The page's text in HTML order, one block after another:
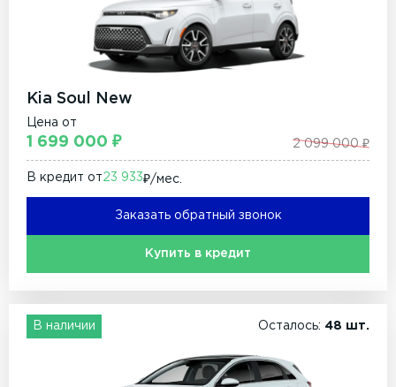
Kia Soul New
Цена от
1 699 000 ₽ 2 099 000 ₽
В кредит от23 933₽/мec.
Заказать обратный звонок
Купить в кредит
В наличии Осталось: 48 шт.